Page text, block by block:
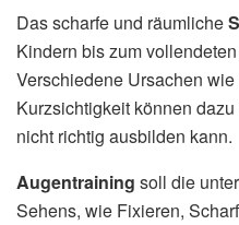
Das scharfe und räumliche
Kindern bis zum
Verschiedene Ursachen
Kurzsichtigkeit können
nicht richtig ausbilden kann.
Augentraining soll die
Sehens, wie Fixieren,